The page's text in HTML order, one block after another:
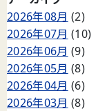
2026年08月 (2)
2026年07月 (10)
2026年06月 (9)
2026年05月 (8)
2026年04月 (6)
2026年03月 (8)